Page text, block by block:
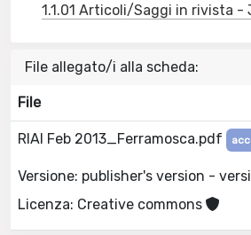
1.1.01 Articoli/Saggi in rivista
File allegato/i alla scheda:
File
RIAI Feb 2013_Ferramosca.pdf
Versione: publisher's version -
Licenza: Creative commons